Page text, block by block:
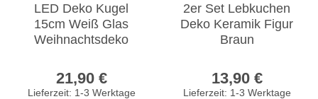
LED Deko Kugel
15cm Weiß Glas
Weihnachtsdeko
Tischdeko
Dekoleuchte
21,90 €
Lieferzeit: 1-3 Werktage
2er Set Lebkuchen
Deko Keramik Figur
Braun
Tischdeko
Weihnachten
13,90 €
Lieferzeit: 1-3 Werktage